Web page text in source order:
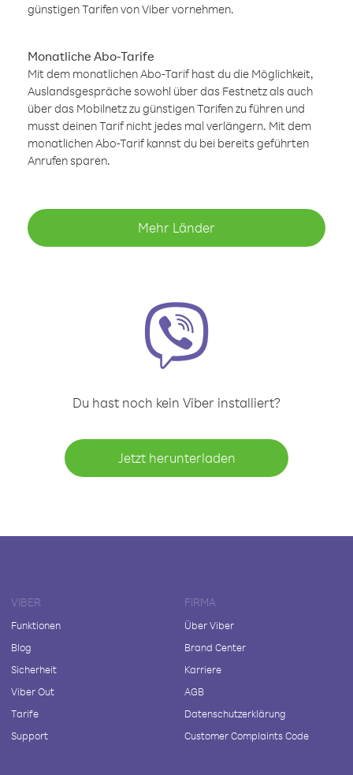
günstigen Tarifen von Viber vornehmen.
Monatliche Abo-Tarife
Mit dem monatlichen Abo-Tarif hast du die Möglichkeit,
Auslandsgespräche sowohl über das Festnetz als auch
über das Mobilnetz zu günstigen Tarifen zu führen und
musst deinen Tarif nicht jedes mal verlängern. Mit dem
monatlichen Abo-Tarif kannst du bei bereits geführten
Anrufen sparen.
Mehr Länder
Du hast noch kein Viber installiert?
Jetzt herunterladen
VIBER
Funktionen
Blog
Sicherheit
Viber Out
Tarife
Support
FIRMA
Über Viber
Brand Center
Karriere
AGB
Datenschutzerklärung
Customer Complaints Code